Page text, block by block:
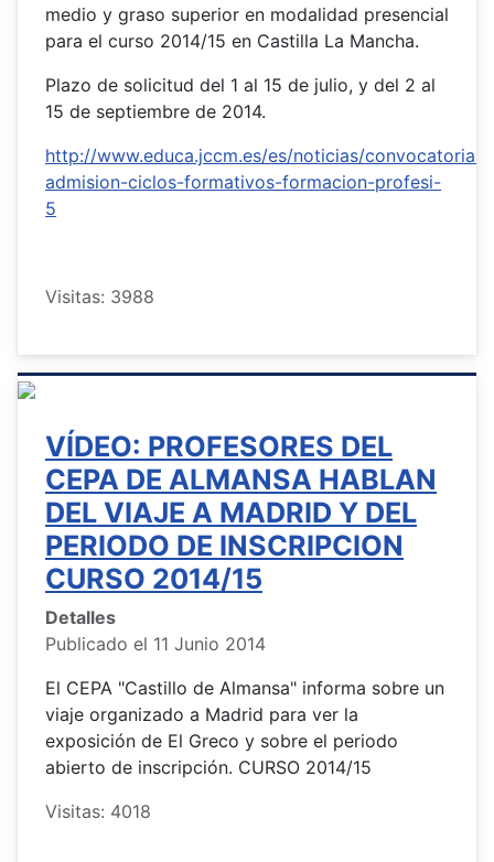
medio y graso superior en modalidad presencial
para el curso 2014/15 en Castilla La Mancha.
Plazo de solicitud del 1 al 15 de julio, y del 2 al
15 de septiembre de 2014.
http://www.educa.jccm.es/es/noticias/convocatoria-
admision-ciclos-formativos-formacion-profesi-
5
Visitas: 3988
VÍDEO: PROFESORES DEL
CEPA DE ALMANSA HABLAN
DEL VIAJE A MADRID Y DEL
PERIODO DE INSCRIPCION
CURSO 2014/15
Detalles
Publicado el 11 Junio 2014
El CEPA "Castillo de Almansa" informa sobre un
viaje organizado a Madrid para ver la
exposición de El Greco y sobre el periodo
abierto de inscripción. CURSO 2014/15
Visitas: 4018